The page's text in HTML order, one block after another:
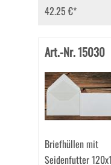
42.25 €*
Art.-Nr. 15030
Briefhüllen mit
Seidenfutter